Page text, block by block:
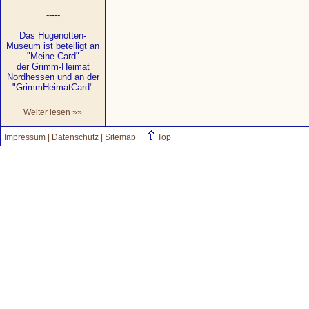
-----
Das Hugenotten-
Museum ist beteiligt an
"Meine Card"
der Grimm-Heimat
Nordhessen und an der
"GrimmHeimatCard"
Weiter lesen »»
Impressum Datenschutz Sitemap Top